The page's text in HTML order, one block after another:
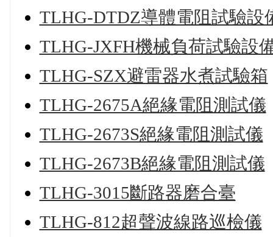
TLHG-DTDZ導體電阻試驗設
TLHG-JXFH機械負荷試驗設
TLHG-SZX避雷器水煮試驗箱
TLHG-2675A絕緣電阻測試儀
TLHG-2673S絕緣電阻測試儀
TLHG-2673B絕緣電阻測試儀
TLHG-3015斷路器磨合臺
TLHG-812超聲波線路巡檢儀